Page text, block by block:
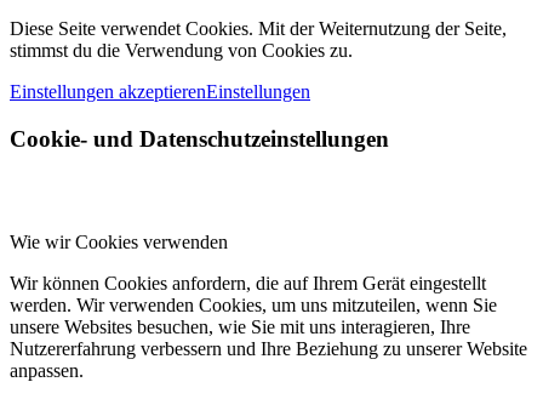
Diese Seite verwendet Cookies. Mit der Weiternutzung der Seite,
stimmst du die Verwendung von Cookies zu.
Einstellungen akzeptierenEinstellungen
Cookie- und Datenschutzeinstellungen
Wie wir Cookies verwenden
Wir können Cookies anfordern, die auf Ihrem Gerät eingestellt
werden. Wir verwenden Cookies, um uns mitzuteilen, wenn Sie
unsere Websites besuchen, wie Sie mit uns interagieren, Ihre
Nutzererfahrung verbessern und Ihre Beziehung zu unserer Website
anpassen.